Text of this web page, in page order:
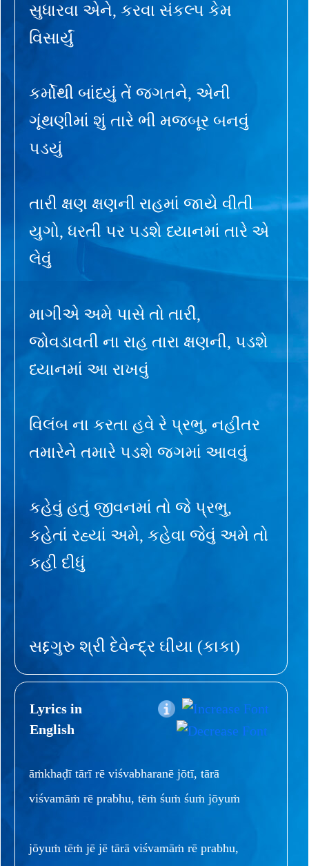
સુધારવા એને, કરવા સંકલ્પ કેમ
વિસાર્યું
કર્મોથી બાંધ્યું તેં જગતને, એની
ગૂંથણીમાં શું તારે ભી મજબૂર બનવું
પડયું
તારી ક્ષણ ક્ષણની રાહમાં જાયે વીતી
યુગો, ધરતી પર પડશે ધ્યાનમાં તારે એ
લેવું
માગીએ અમે પાસે તો તારી,
જોવડાવતી ના રાહ તારા ક્ષણની, પડશે
ધ્યાનમાં આ રાખવું
વિલંબ ના કરતા હવે રે પ્રભુ, નહીંતર
તમારેને તમારે પડશે જગમાં આવવું
કહેવું હતું જીવનમાં તો જે પ્રભુ,
કહેતાં રહ્યાં અમે, કહેવા જેવું અમે તો
કહી દીધું
સદ્દગુરુ શ્રી દેવેન્દ્ર ઘીયા (કાકા)
Lyrics in
English
āṁkhaḍī tārī rē viśvabharanē jōtī, tārā
viśvamāṁ rē prabhu, tēṁ śuṁ śuṁ jōyuṁ
jōyuṁ tēṁ jē jē tārā viśvamāṁ rē prabhu,